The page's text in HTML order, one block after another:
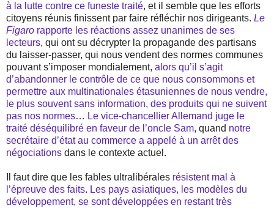
à la lutte contre ce funeste traité, et il semble que les efforts
citoyens réunis finissent par faire réfléchir nos dirigeants. Le
Figaro rapporte les réactions assez unanimes de ses
lecteurs, qui ont su décrypter la propagande des partisans
du laisser-passer, qui nous vendent des normes communes
pouvant s’imposer mondialement, alors qu’il s’agit
d’abandonner le contrôle de ce que nous consommons et
permettre aux multinationales étasuniennes de nous vendre,
le plus souvent sans information, des produits qui ne suivent
pas nos normes… Le vice-chancellier Allemand juge le
traité déséquilibré en faveur de l’oncle Sam, quand notre
secrétaire d’état au commerce a appelé à un arrêt des
négociations dans le contexte actuel.
Il faut dire que les fables ultralibérales résistent mal à
l’épreuve des faits. Les pays asiatiques, les modèles du
développement, se sont développées en restant très